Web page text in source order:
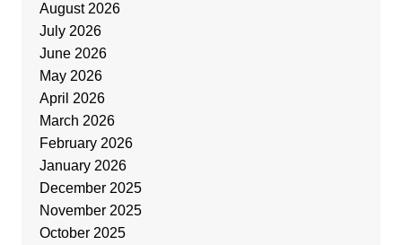
August 2026
July 2026
June 2026
May 2026
April 2026
March 2026
February 2026
January 2026
December 2025
November 2025
October 2025